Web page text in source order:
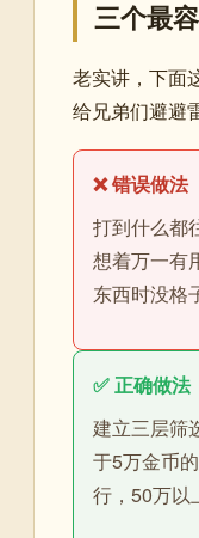
三个最
老实讲，下面
给兄弟们避避
❌ 错误做法
打到什么都
想着万一
东西时没格
✅ 正确做法
建立三层筛
于5万金币
行，50万以